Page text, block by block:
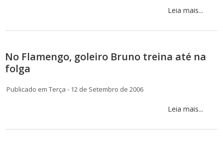
Leia mais...
No Flamengo, goleiro Bruno treina até na
folga
Publicado em Terça - 12 de Setembro de 2006
Leia mais...